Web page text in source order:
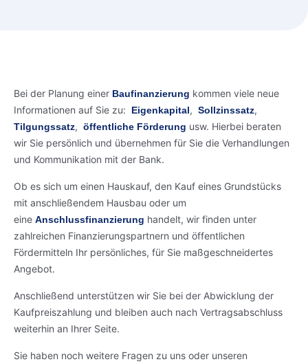
Bei der Planung einer Baufinanzierung kommen viele neue
Informationen auf Sie zu:
Eigenkapital, Sollzinssatz,
Tilgungssatz, öffentliche Förderung usw. Hierbei beraten
wir Sie persönlich und übernehmen für Sie die Verhandlungen
und Kommunikation mit der Bank.
Ob es sich um einen Hauskauf, den Kauf eines Grundstücks
mit anschließendem Hausbau oder um
eine Anschlussfinanzierung handelt, wir finden unter
zahlreichen Finanzierungspartnern und öffentlichen
Fördermitteln Ihr persönliches, für Sie maßgeschneidertes
Angebot.
Anschließend unterstützen wir Sie bei der Abwicklung der
Kaufpreiszahlung und bleiben auch nach Vertragsabschluss
weiterhin an Ihrer Seite.
Sie haben noch weitere Fragen zu uns oder unseren